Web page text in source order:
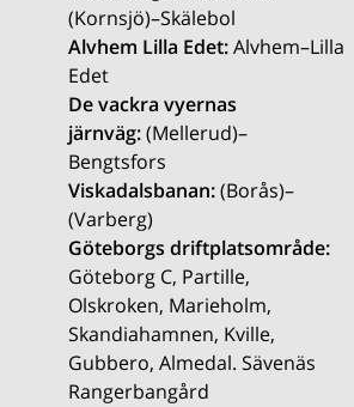
(Kornsjö)–Skälebol
Alvhem Lilla Edet:Alvhem–Lilla
Edet
De vackra vyernas
järnväg:(Mellerud)–
Bengtsfors
Viskadalsbanan:(Borås)–
(Varberg)
Göteborgs driftplatsområde:
Göteborg C, Partille,
Olskroken, Marieholm,
Skandiahamnen, Kville,
Gubbero, Almedal. Sävenäs
Rangerbangård